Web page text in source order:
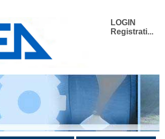
LOGIN
Registrati...